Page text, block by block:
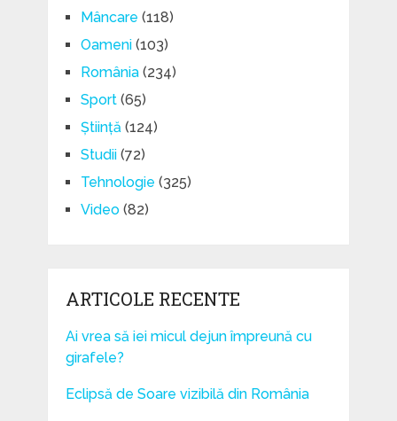
Mâncare (118)
Oameni(103)
România(234)
Sport(65)
Știință(124)
Studii(72)
Tehnologie (325)
Video(82)
ARTICOLE RECENTE
Ai vrea să iei micul dejun împreună cu
girafele?
Eclipsă de Soare vizibilă din România